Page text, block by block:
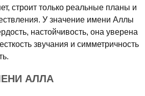
строит только реальные планы и
У значение имени Аллы
настойчивость, она уверена
звучания и симметричность
АЛЛА